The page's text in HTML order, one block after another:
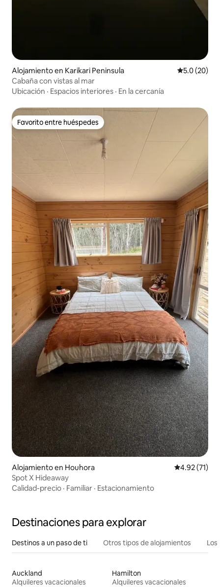
Alojamiento en Karikari Peninsula Calificación
5.0 (20)
Cabaña con vistas al mar
Ubicación · Espacios interiores · En la cercanía
Favorito entre huéspedes
Favorito entre huéspedes
Alojamiento en Houhora Calificación
4.92 (71)
Spot X Hideaway
Calidad-precio · Familiar · Estacionamiento
Destinaciones para explorar
Destinos a un paso de ti Otros tipos de alojamientos
Auckland
Alquileres vacacionales
Hamilton
Alquileres vacacionales